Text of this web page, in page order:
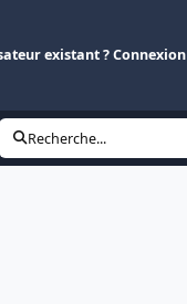
existant ? Connexion
Recherche...